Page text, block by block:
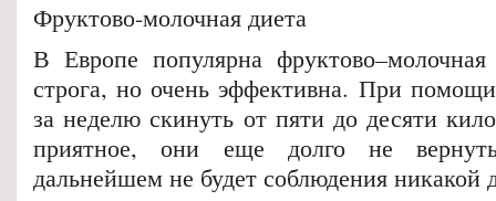
Фруктово-молочная диета
В Европе популярна
строга, но очень эффективна. При
за неделю скинуть от пяти до десяти
приятное, они еще долго не
дальнейшем не будет соблюдения никакой